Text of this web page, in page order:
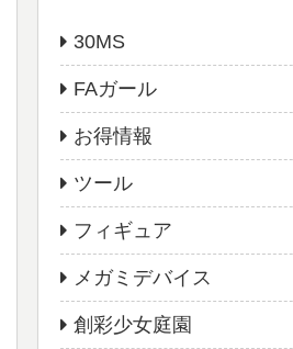
30MS
FAガール
お得情報
ツール
フィギュア
メガミデバイス
創彩少女庭園